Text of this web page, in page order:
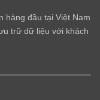
hàng đầu tại Việt Nam
trữ dữ liệu với khách